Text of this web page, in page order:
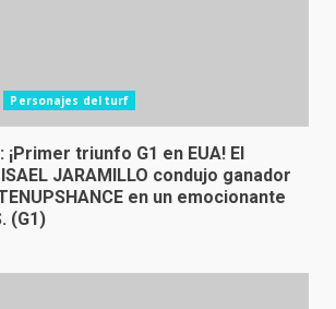
Personajes del turf
¡Primer triunfo G1 en EUA! El
JARAMILLO condujo ganador
en un emocionante
(G1)